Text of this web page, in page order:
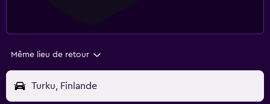
Même lieu de retour
Turku, Finlande